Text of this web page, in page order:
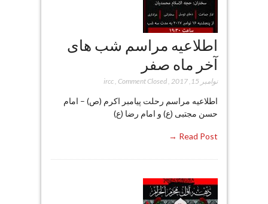
اطلاعیه مراسم شب های
آخر ماه صفر
نوامبر 15, 2017 ,
ircc, Comment Closed
اطلاعیه مراسم رحلت پیامبر اکرم (ص) – امام
حسن مجتبی (ع) و امام رضا (ع)
Read Post →